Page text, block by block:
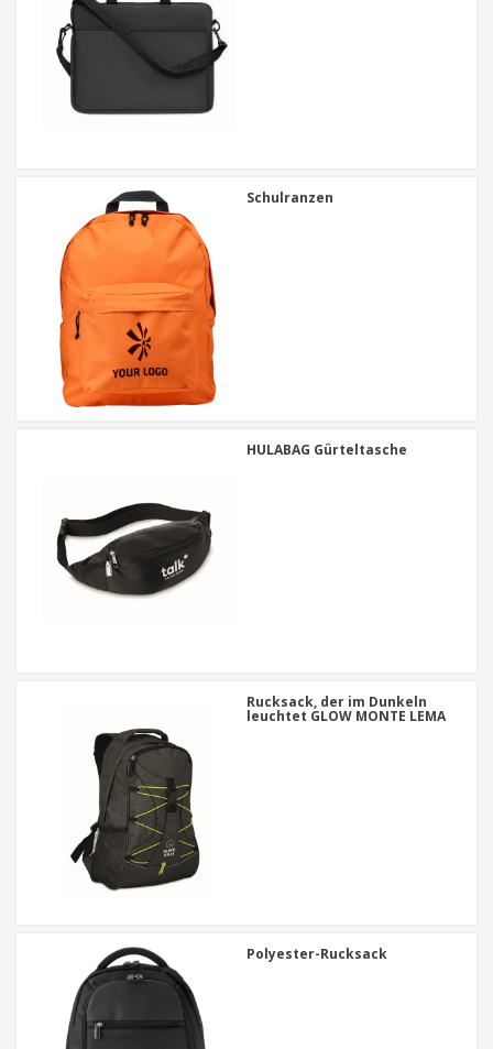
Schulranzen
HULABAG Gürteltasche
Rucksack, der im Dunkeln
leuchtet GLOW MONTE LEMA
Polyester-Rucksack